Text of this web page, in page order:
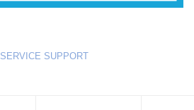
SERVICE SUPPORT